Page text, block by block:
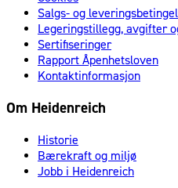
Salgs- og
Legeringstillegg, avgifter
Sertifiseringer
Rapport Åpenhetsloven
Kontaktinformasjon
Om Heidenreich
Historie
Bærekraft og miljø
Jobb i Heidenreich